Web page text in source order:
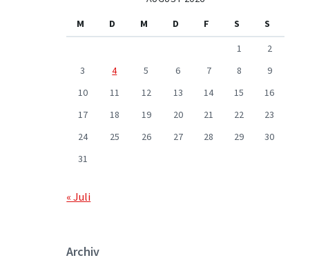
M
D M D F S
S
1
2
3
4 5 6 7 8
9
10
11 12 13 14 15
16
17
18 19 20 21 22
23
24
25 26 27 28 29
30
31
« Juli
Archiv